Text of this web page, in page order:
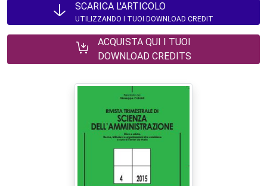
SCARICA L'ARTICOLO
UTILIZZANDO I TUOI DOWNLOAD CREDIT
ACQUISTA QUI I TUOI
DOWNLOAD CREDITS